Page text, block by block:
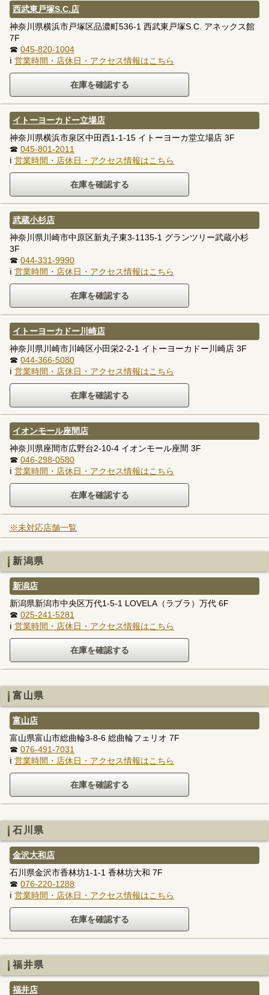
西武東戸塚S.C.店
神奈川県横浜市戸塚区品濃町536-1 西武東戸塚S.C. アネックス館
7F
☎ 045-820-1004
ℹ 営業時間・店休日・アクセス情報はこちら
イトーヨーカドー立場店
神奈川県横浜市泉区中田西1-1-15 イトーヨーカ堂立場店 3F
☎ 045-801-2011
ℹ 営業時間・店休日・アクセス情報はこちら
武蔵小杉店
神奈川県川崎市中原区新丸子東3-1135-1 グランツリー武蔵小杉
3F
☎ 044-331-9990
ℹ 営業時間・店休日・アクセス情報はこちら
イトーヨーカドー川崎店
神奈川県川崎市川崎区小田栄2-2-1 イトーヨーカドー川崎店 3F
☎ 044-366-5080
ℹ 営業時間・店休日・アクセス情報はこちら
イオンモール座間店
神奈川県座間市広野台2-10-4 イオンモール座間 3F
☎ 046-298-0580
ℹ 営業時間・店休日・アクセス情報はこちら
※未対応店舗一覧
新潟県
新潟店
新潟県新潟市中央区万代1-5-1 LOVELA（ラブラ）万代 6F
☎ 025-241-5281
ℹ 営業時間・店休日・アクセス情報はこちら
富山県
富山店
富山県富山市総曲輪3-8-6 総曲輪フェリオ 7F
☎ 076-491-7031
ℹ 営業時間・店休日・アクセス情報はこちら
石川県
金沢大和店
石川県金沢市香林坊1-1-1 香林坊大和 7F
☎ 076-220-1288
ℹ 営業時間・店休日・アクセス情報はこちら
福井県
福井店